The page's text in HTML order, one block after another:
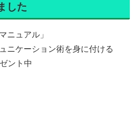
した
ニュアル」
ニケーション術を身に付ける
ント中